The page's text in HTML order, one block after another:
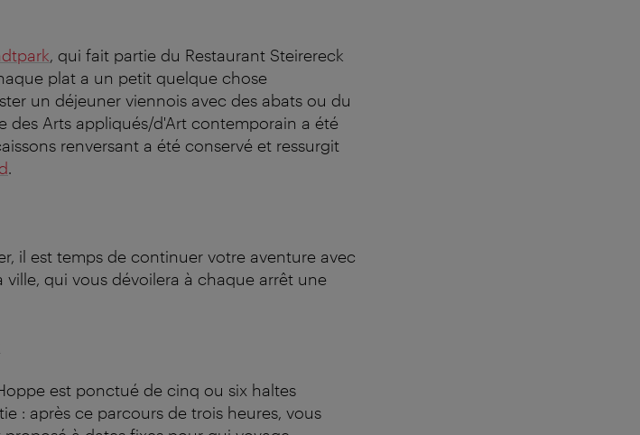
, qui fait partie du Restaurant Steirereck
plat a un petit quelque chose
un déjeuner viennois avec des abats ou du
des Arts appliqués/d'Art contemporain a été
renversant a été conservé et ressurgit
.
il est temps de continuer votre aventure avec
ville, qui vous dévoilera à chaque arrêt une
est ponctué de cinq ou six haltes
: après ce parcours de trois heures, vous